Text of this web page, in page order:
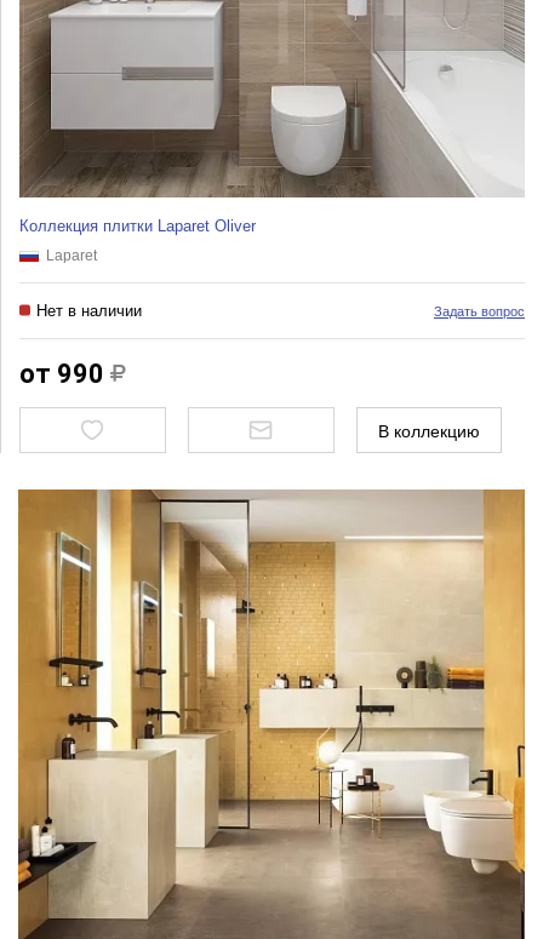
Коллекция плитки Laparet Oliver
Laparet
Нет в наличии Задать вопрос
от 990
В коллекцию